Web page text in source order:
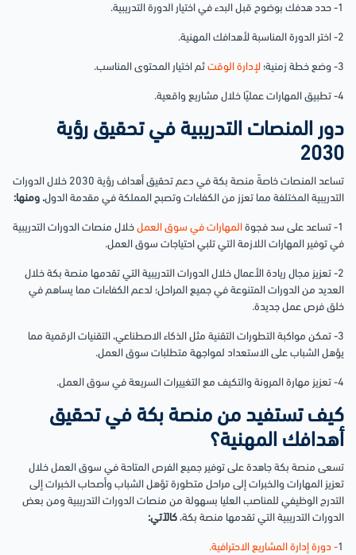
1- حدد هدفك بوضوح قبل البدء في اختيار الدورة التدريبية.
2- اختر الدورة المناسبة لأهدافك المهنية.
3- وضع خطة زمنية؛ لإدارة الوقت ثم اختيار المحتوى المناسب.
4- تطبيق المهارات عمليًا خلال مشاريع واقعية.
دور المنصات التدريبية في تحقيق رؤية
2030
تساعد المنصات خاصةً منصة بكة في دعم تحقيق أهداف رؤية 2030 خلال الدورات
التدريبية المختلفة مما تعزز من الكفاءات وتصبح المملكة في مقدمة الدول. ومنها:
1- تساعد على سد فجوة المهارات في سوق العمل خلال منصات الدورات التدريبية
في توفير المهارات اللازمة التي تلبي احتياجات سوق العمل.
2- تعزيز مجال ريادة الأعمال خلال الدورات التدريبية التي تقدمها منصة بكة خلال
العديد من الدورات المتنوعة في جميع المراحل؛ لدعم الكفاءات مما يساهم في
خلق فرص عمل جديدة.
3- تمكن مواكبة التطورات التقنية مثل الذكاء الاصطناعي، التقنيات الرقمية مما
يؤهل الشباب على الاستعداد لمواجهة متطلبات سوق العمل.
4- تعزيز مهارة المرونة والتكيف مع التغييرات السريعة في سوق العمل.
كيف تستفيد من منصة بكة في تحقيق
أهدافك المهنية؟
تسعى منصة بكة جاهدة على توفير جميع الفرص المتاحة في سوق العمل خلال
تعزيز المهارات والخبرات إلى مراحل متطورة تؤهل الشباب وأصحاب الخبرات إلى
التدرج الوظيفي للمناصب العليا بسهولة من منصات الدورات التدريبية ومن بعض
الدورات التدريبية التي تقدمها منصة بكة، كالآتي:
1- دورة إدارة المشاريع الاحترافية.